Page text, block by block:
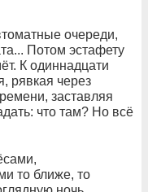
очереди,
Потом эстафету
К одиннадцати
рявкая через
заставляя
что там? Но всё
то ближе, то